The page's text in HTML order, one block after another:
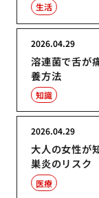
生活
溶連菌で舌が
養方法
2026.04.29
知識
大人の女性が
巣炎のリスク
2026.04.29
医療